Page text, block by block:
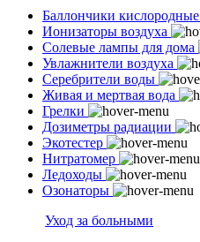
Баллончики кислородные
Ионизаторы воздуха
Солевые лампы для дома
Увлажнители воздуха
Серебрители воды
Живая и мертвая вода
Грелки
Дозиметры радиации
Экотестер
Нитратомер
Ледоходы
Озонаторы
Уход за больными